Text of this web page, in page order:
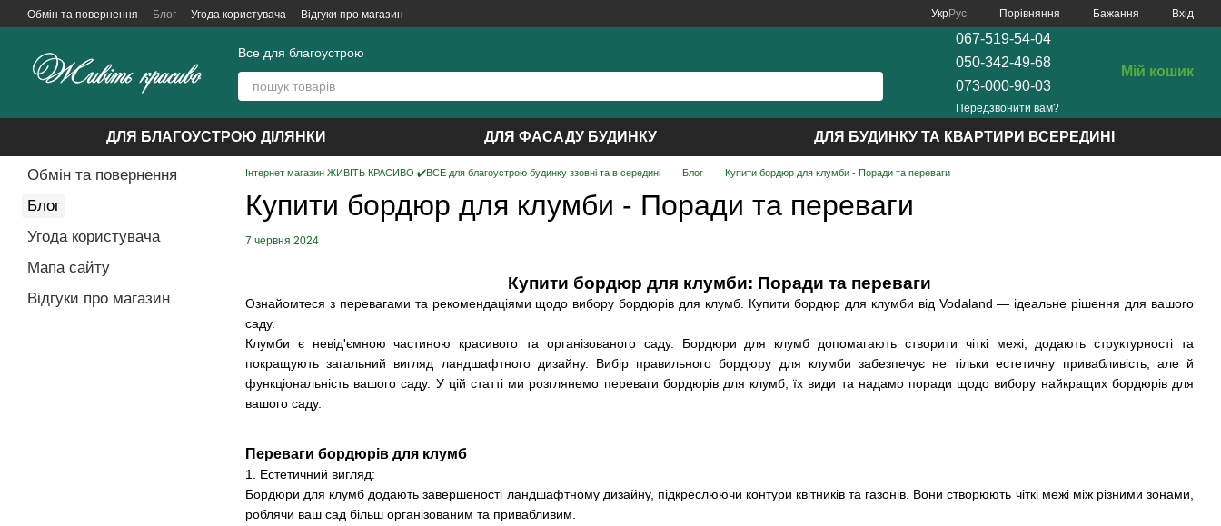
Перейти до основного контенту
Обмін та повернення Блог Угода користувача Відгуки про магазин УкрРус Порівняння Бажання Вхід
Все для благоустрою
067-519-54-04
050-342-49-68
073-000-90-03
Передзвонити вам?
Мій кошик
ДЛЯ БЛАГОУСТРОЮ ДІЛЯНКИ ДЛЯ ФАСАДУ БУДИНКУ ДЛЯ БУДИНКУ ТА КВАРТИРИ ВСЕРЕДИНІ
Інтернет магазин ЖИВІТЬ КРАСИВО ✔️ВСЕ для благоустрою будинку ззовні та в середині Блог Купити бордюр для клумби - Поради та переваги
Купити бордюр для клумби - Поради та переваги
7 червня 2024
Купити бордюр для клумби: Поради та переваги
Ознайомтеся з перевагами та рекомендаціями щодо вибору бордюрів для клумб. Купити бордюр для клумби від Vodaland — ідеальне рішення для вашого
саду.
Клумби є невід'ємною частиною красивого та організованого саду. Бордюри для клумб допомагають створити чіткі межі, додають структурності та
покращують загальний вигляд ландшафтного дизайну. Вибір правильного бордюру для клумби забезпечує не тільки естетичну привабливість, але й
функціональність вашого саду. У цій статті ми розглянемо переваги бордюрів для клумб, їх види та надамо поради щодо вибору найкращих бордюрів для
вашого саду.
Переваги бордюрів для клумб
1. Естетичний вигляд:
Бордюри для клумб додають завершеності ландшафтному дизайну, підкреслюючи контури квітників та газонів. Вони створюють чіткі межі між різними зонами,
роблячи ваш сад більш організованим та привабливим.
Обмін та повернення
Блог
Угода користувача
Мапа сайту
Відгуки про магазин